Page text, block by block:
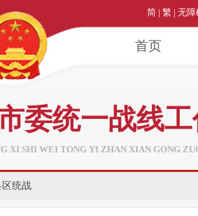
简 | 繁 | 无障
首页
委统一战线
XI SHI WEI TONG YI ZHAN XIAN GONG
区统战